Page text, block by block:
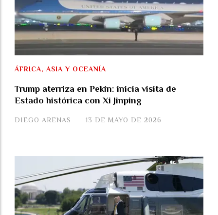
Trump aterriza en Pekín: inicia visita de
Estado histórica con Xi Jinping
DIEGO ARENAS
ÁFRICA, ASIA Y OCEANÍA
13 DE MAYO DE 2026